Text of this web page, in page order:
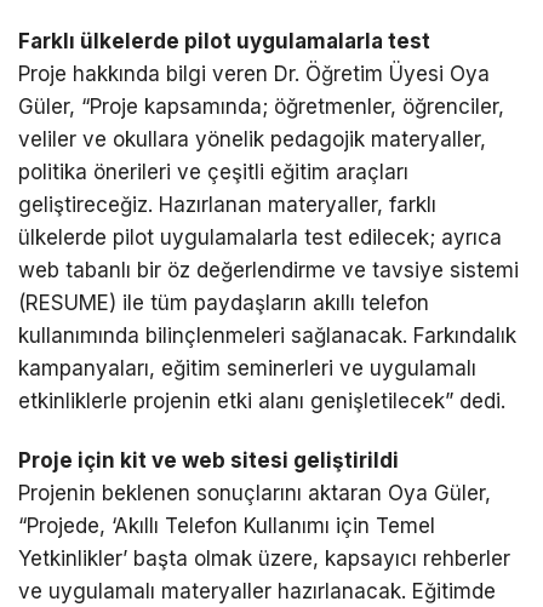
Farklı ülkelerde pilot uygulamalarla test
Proje hakkında bilgi veren Dr. Öğretim Üyesi Oya
Güler, “Proje kapsamında; öğretmenler, öğrenciler,
veliler ve okullara yönelik pedagojik materyaller,
politika önerileri ve çeşitli eğitim araçları
geliştireceğiz. Hazırlanan materyaller, farklı
ülkelerde pilot uygulamalarla test edilecek; ayrıca
web tabanlı bir öz değerlendirme ve tavsiye sistemi
(RESUME) ile tüm paydaşların akıllı telefon
kullanımında bilinçlenmeleri sağlanacak. Farkındalık
kampanyaları, eğitim seminerleri ve uygulamalı
etkinliklerle projenin etki alanı genişletilecek” dedi.
Proje için kit ve web sitesi geliştirildi
Projenin beklenen sonuçlarını aktaran Oya Güler,
“Projede, ‘Akıllı Telefon Kullanımı için Temel
Yetkinlikler’ başta olmak üzere, kapsayıcı rehberler
ve uygulamalı materyaller hazırlanacak. Eğitimde